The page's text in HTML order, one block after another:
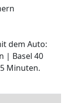
dem Auto:
| Basel 40
Minuten.